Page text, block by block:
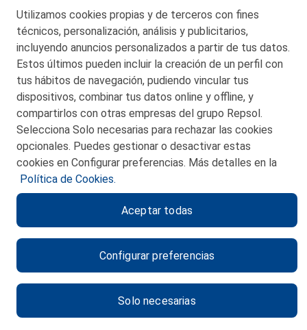
© 2026 Petronor S.A.
CONTACTO
MAPA WEB
POLITICA DE PRIVACIDAD
POLITICA DE COOKIES
CANAL DE ÉTICA
Utilizamos cookies propias y de terceros con fines
técnicos, personalización, análisis y publicitarios,
incluyendo anuncios personalizados a partir de tus datos.
Estos últimos pueden incluir la creación de un perfil con
tus hábitos de navegación, pudiendo vincular tus
dispositivos, combinar tus datos online y offline, y
compartirlos con otras empresas del grupo Repsol.
Selecciona Solo necesarias para rechazar las cookies
opcionales. Puedes gestionar o desactivar estas
cookies en Configurar preferencias. Más detalles en la
Política de Cookies.
Configurar preferencias
Solo necesarias
Aceptar todas